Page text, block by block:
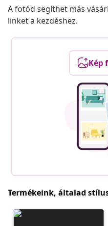
A fotód segíthet más
linket a kezdéshez.
Kép
Termékeink, általad